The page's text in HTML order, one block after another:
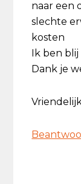
naar een
slechte
kosten
Ik ben
Dank je